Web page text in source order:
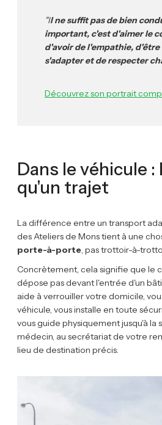
"Il ne suffit pas de bien
important, c'est d'aimer le
d'avoir de l'empathie, d'être
s'adapter et de respecter
Découvrez son portrait
Dans le véhicule :
qu'un trajet
La différence entre un transport
des Ateliers de Mons tient à une
porte-à-porte, pas trottoir-à-
Concrètement, cela signifie que le
dépose pas devant l'entrée d'un
aide à verrouiller votre domicile,
véhicule, vous installe en toute
vous guide physiquement jusqu'à
médecin, au secrétariat de votre
lieu de destination précis.